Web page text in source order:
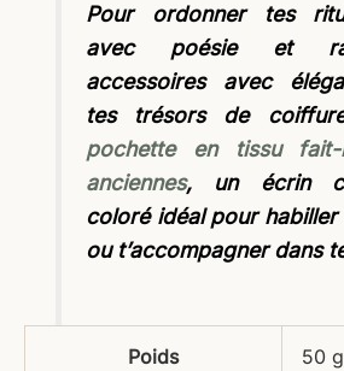
Pour ordonner tes
avec poésie et
accessoires avec
tes trésors de
pochette en tissu fait-
anciennes, un écrin
coloré idéal pour habiller
ou t’accompagner dans
Poids
50 g